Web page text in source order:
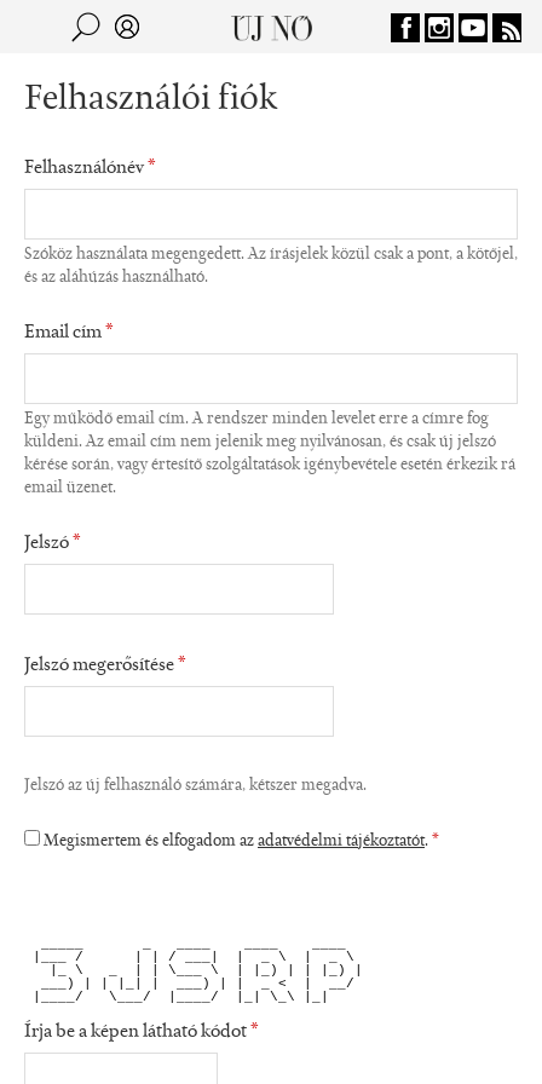
Jump to navigation
Felhasználói fiók
Felhasználónév*
Szóköz használata megengedett. Az írásjelek közül csak a pont, a kötőjel,
és az aláhúzás használható.
Email cím*
Egy működő email cím. A rendszer minden levelet erre a címre fog
küldeni. Az email cím nem jelenik meg nyilvánosan, és csak új jelszó
kérése során, vagy értesítő szolgáltatások igénybevétele esetén érkezik rá
email üzenet.
Jelszó*
Jelszó megerősítése*
Jelszó az új felhasználó számára, kétszer megadva.
Megismertem és elfogadom az adatvédelmi tájékoztatót. *
|___ /      | | / ___|  |  _ \  |  _ \
   |_ \   _  | | \___ \  | |_) | | |_) |
  ___) | | |_| |  ___) | |  _ <  |  __/
|____/   \___/  |____/  |_| \_\ |_|
Írja be a képen látható kódot*